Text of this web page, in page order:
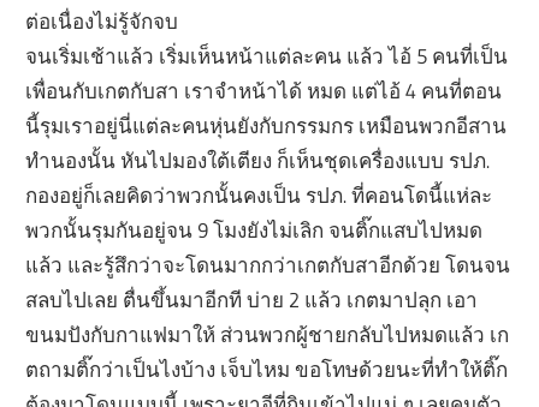
ต่อเนื่องไม่รู้จักจบ
จนเริ่มเช้าแล้ว เริ่มเห็นหน้าแต่ละคน แล้ว ไอ้ 5 คนที่เป็น
เพื่อนกับเกตกับสา เราจำหน้าได้ หมด แต่ไอ้ 4 คนที่ตอน
นี้รุมเราอยู่นี่แต่ละคนหุ่นยังกับกรรมกร เหมือนพวกอีสาน
ทำนองนั้น หันไปมองใต้เตียง ก็เห็นชุดเครื่องแบบ รปภ.
กองอยู่ก็เลยคิดว่าพวกนั้นคงเป็น รปภ. ที่คอนโดนี้แห่ละ
พวกนั้นรุมกันอยู่จน 9 โมงยังไม่เลิก จนติ๊กแสบไปหมด
แล้ว และรู้สึกว่าจะโดนมากกว่าเกตกับสาอีกด้วย โดนจน
สลบไปเลย ตื่นขึ้นมาอีกที บ่าย 2 แล้ว เกตมาปลุก เอา
ขนมปังกับกาแฟมาให้ ส่วนพวกผู้ชายกลับไปหมดแล้ว เก
ตถามติ๊กว่าเป็นไงบ้าง เจ็บไหม ขอโทษด้วยนะที่ทำให้ติ๊ก